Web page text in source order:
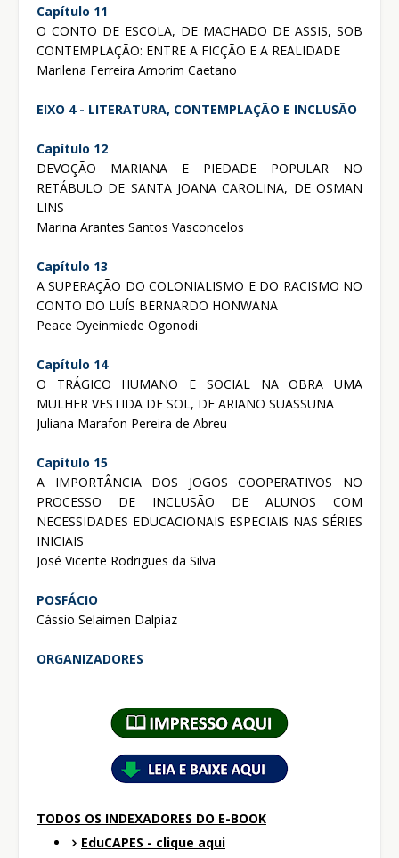
Capítulo 11
O CONTO DE ESCOLA, DE MACHADO DE ASSIS, SOB
CONTEMPLAÇÃO: ENTRE A FICÇÃO E A REALIDADE
Marilena Ferreira Amorim Caetano
EIXO 4 - LITERATURA, CONTEMPLAÇÃO E INCLUSÃO
Capítulo 12
DEVOÇÃO MARIANA E PIEDADE POPULAR NO
RETÁBULO DE SANTA JOANA CAROLINA, DE OSMAN
LINS
Marina Arantes Santos Vasconcelos
Capítulo 13
A SUPERAÇÃO DO COLONIALISMO E DO RACISMO NO
CONTO DO LUÍS BERNARDO HONWANA
Peace Oyeinmiede Ogonodi
Capítulo 14
O TRÁGICO HUMANO E SOCIAL NA OBRA UMA
MULHER VESTIDA DE SOL, DE ARIANO SUASSUNA
Juliana Marafon Pereira de Abreu
Capítulo 15
A IMPORTÂNCIA DOS JOGOS COOPERATIVOS NO
PROCESSO DE INCLUSÃO DE ALUNOS COM
NECESSIDADES EDUCACIONAIS ESPECIAIS NAS SÉRIES
INICIAIS
José Vicente Rodrigues da Silva
POSFÁCIO
Cássio Selaimen Dalpiaz
ORGANIZADORES
TODOS OS INDEXADORES DO E-BOOK
EduCAPES - clique aqui